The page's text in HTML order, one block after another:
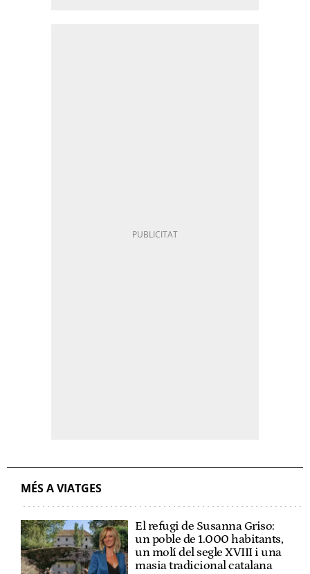
MÉS A VIATGES
El refugi de Susanna Griso:
un poble de 1.000 habitants,
un molí del segle XVIII i una
masia tradicional catalana